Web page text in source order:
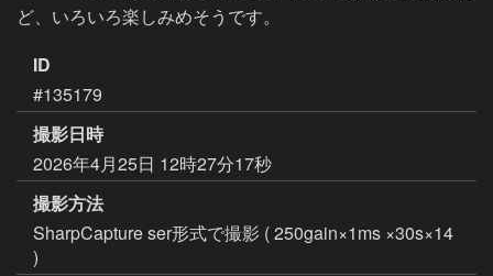
ど、いろいろ楽しみめそうです。
ID
#135179
撮影日時
2026年4月25日 12時27分17秒
撮影方法
SharpCapture ser形式で撮影 ( 250gain×1ms ×30s×14
)